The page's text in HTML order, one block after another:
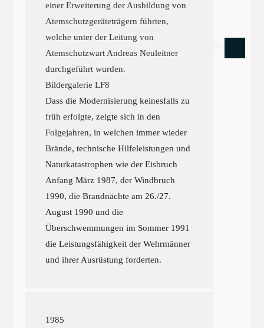
einer Erweiterung der Ausbildung von
Atemschutzgeräteträgern führten,
welche unter der Leitung von
Atemschutzwart Andreas Neuleitner
durchgeführt wurden.
Bildergalerie LF8
Dass die Modernisierung keinesfalls zu
früh erfolgte, zeigte sich in den
Folgejahren, in welchen immer wieder
Brände, technische Hilfeleistungen und
Naturkatastrophen wie der Eisbruch
Anfang März 1987, der Windbruch
1990, die Brandnächte am 26./27.
August 1990 und die
Überschwemmungen im Sommer 1991
die Leistungsfähigkeit der Wehrmänner
und ihrer Ausrüstung forderten.
1985